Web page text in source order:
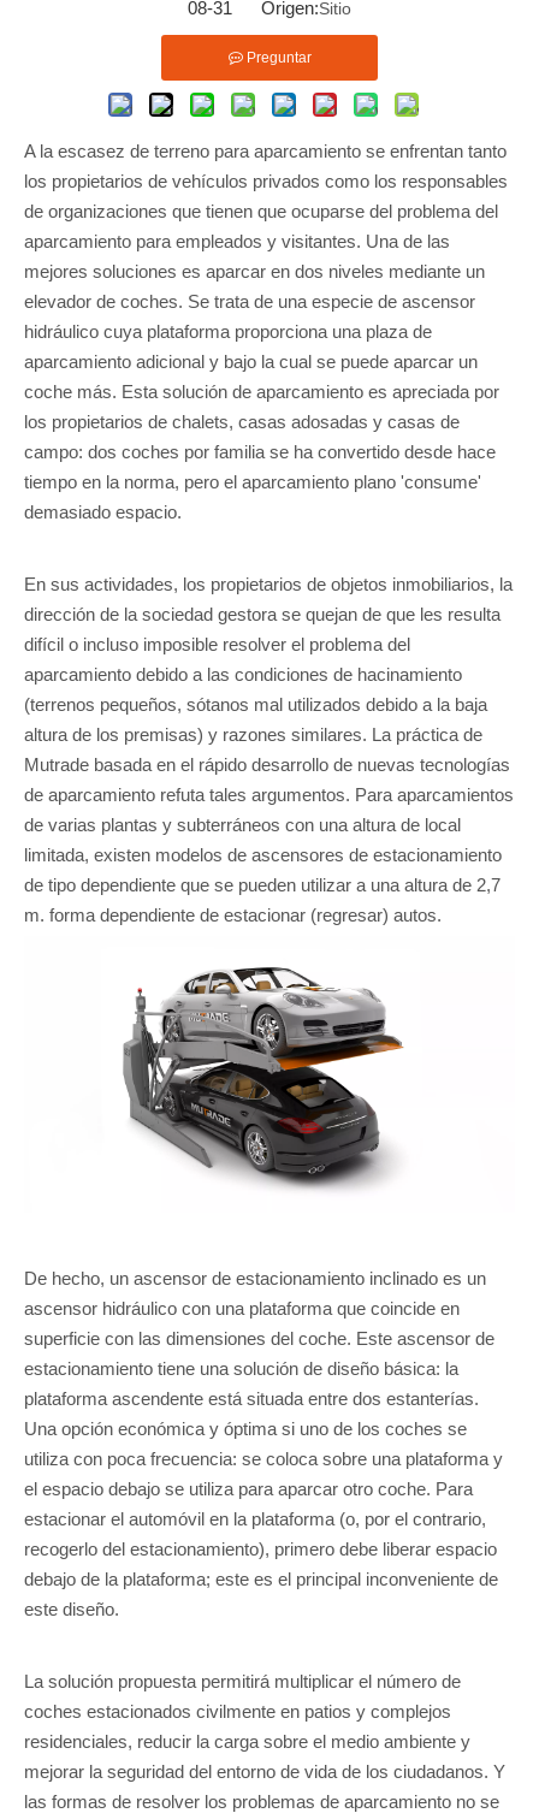
08-31 Origen:Sitio
Preguntar
A la escasez de terreno para aparcamiento se enfrentan tanto
los propietarios de vehículos privados como los responsables
de organizaciones que tienen que ocuparse del problema del
aparcamiento para empleados y visitantes. Una de las
mejores soluciones es aparcar en dos niveles mediante un
elevador de coches. Se trata de una especie de ascensor
hidráulico cuya plataforma proporciona una plaza de
aparcamiento adicional y bajo la cual se puede aparcar un
coche más. Esta solución de aparcamiento es apreciada por
los propietarios de chalets, casas adosadas y casas de
campo: dos coches por familia se ha convertido desde hace
tiempo en la norma, pero el aparcamiento plano 'consume'
demasiado espacio.
En sus actividades, los propietarios de objetos inmobiliarios, la
dirección de la sociedad gestora se quejan de que les resulta
difícil o incluso imposible resolver el problema del
aparcamiento debido a las condiciones de hacinamiento
(terrenos pequeños, sótanos mal utilizados debido a la baja
altura de los premisas) y razones similares. La práctica de
Mutrade basada en el rápido desarrollo de nuevas tecnologías
de aparcamiento refuta tales argumentos. Para aparcamientos
de varias plantas y subterráneos con una altura de local
limitada, existen modelos de ascensores de estacionamiento
de tipo dependiente que se pueden utilizar a una altura de 2,7
m. forma dependiente de estacionar (regresar) autos.
De hecho, un ascensor de estacionamiento inclinado es un
ascensor hidráulico con una plataforma que coincide en
superficie con las dimensiones del coche. Este ascensor de
estacionamiento tiene una solución de diseño básica: la
plataforma ascendente está situada entre dos estanterías.
Una opción económica y óptima si uno de los coches se
utiliza con poca frecuencia: se coloca sobre una plataforma y
el espacio debajo se utiliza para aparcar otro coche. Para
estacionar el automóvil en la plataforma (o, por el contrario,
recogerlo del estacionamiento), primero debe liberar espacio
debajo de la plataforma; este es el principal inconveniente de
este diseño.
La solución propuesta permitirá multiplicar el número de
coches estacionados civilmente en patios y complejos
residenciales, reducir la carga sobre el medio ambiente y
mejorar la seguridad del entorno de vida de los ciudadanos. Y
las formas de resolver los problemas de aparcamiento no se